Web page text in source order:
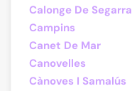
Calonge De Segarra
Campins
Canet De Mar
Canovelles
Cànoves I Samalús